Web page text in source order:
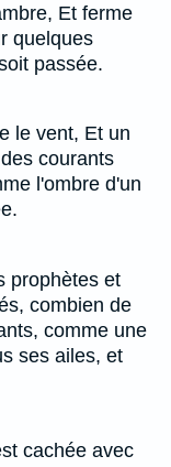
Et ferme
quelques
passée.
le vent, Et un
courants
l'ombre d'un
prophètes et
combien de
comme une
ses ailes, et
cachée avec